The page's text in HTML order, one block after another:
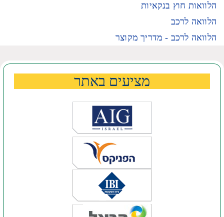
הלוואות חוץ בנקאיות
הלוואה לרכב
הלוואה לרכב - מדריך מקוצר
מציעים באתר